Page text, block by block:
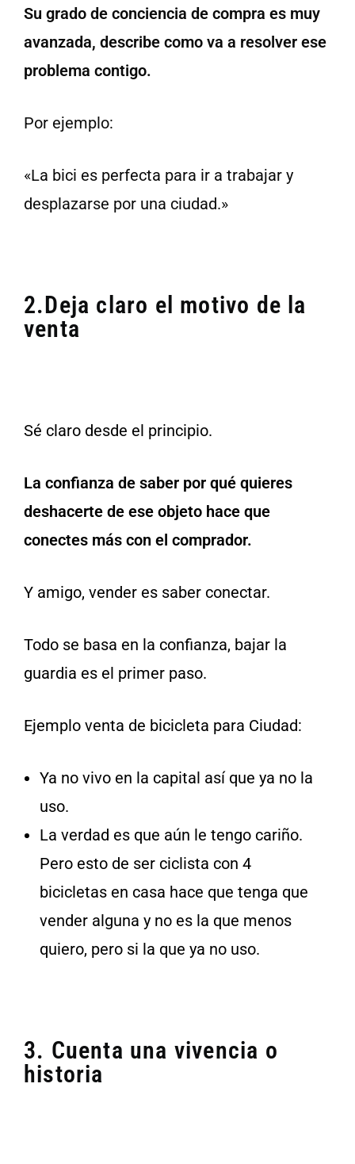
Su grado de conciencia de compra es muy
avanzada, describe como va a resolver ese
problema contigo.
Por ejemplo:
«La bici es perfecta para ir a trabajar y
desplazarse por una ciudad.»
2.Deja claro el motivo de la
venta
Sé claro desde el principio.
La confianza de saber por qué quieres
deshacerte de ese objeto hace que
conectes más con el comprador.
Y amigo, vender es saber conectar.
Todo se basa en la confianza, bajar la
guardia es el primer paso.
Ejemplo venta de bicicleta para Ciudad:
Ya no vivo en la capital así que ya no la
uso.
La verdad es que aún le tengo cariño.
Pero esto de ser ciclista con 4
bicicletas en casa hace que tenga que
vender alguna y no es la que menos
quiero, pero si la que ya no uso.
3. Cuenta una vivencia o
historia